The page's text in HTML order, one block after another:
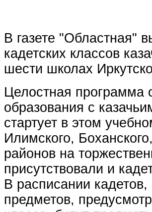
В газете "Областная"
кадетских классов
шести школах
Целостная программа
образования с
стартует в этом
Илимского,
районов на
присутствовали и
В расписании
предметов,